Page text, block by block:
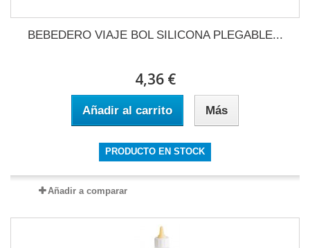
BEBEDERO VIAJE BOL SILICONA PLEGABLE...
4,36 €
Añadir al carrito Más
PRODUCTO EN STOCK
Añadir a comparar